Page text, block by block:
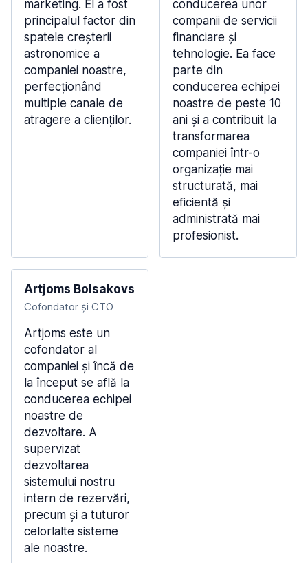
marketing. El a fost
principalul factor din
spatele creșterii
astronomice a
companiei noastre,
perfecționând
multiple canale de
atragere a clienților.
conducerea unor
companii de servicii
financiare și
tehnologie. Ea face
parte din
conducerea echipei
noastre de peste 10
ani și a contribuit la
transformarea
companiei într-o
organizație mai
structurată, mai
eficientă și
administrată mai
profesionist.
Artjoms Bolsakovs
Cofondator și CTO
Artjoms este un
cofondator al
companiei și încă de
la început se află la
conducerea echipei
noastre de
dezvoltare. A
supervizat
dezvoltarea
sistemului nostru
intern de rezervări,
precum și a tuturor
celorlalte sisteme
ale noastre.